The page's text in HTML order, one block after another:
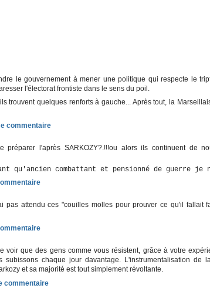
le gouvernement à mener une politique qui respecte le
l'électorat frontiste dans le sens du poil.
trouvent quelques renforts à gauche... Après tout, la
préparer l'après SARKOZY?.!!!ou alors ils continuent de
qu'ancien combattant et pensionné de guerre
pas attendu ces "couilles molles pour prouver ce qu'il fallait
voir que des gens comme vous résistent, grâce à votre
subissons chaque jour davantage. L'instrumentalisation de
et sa majorité est tout simplement révoltante.